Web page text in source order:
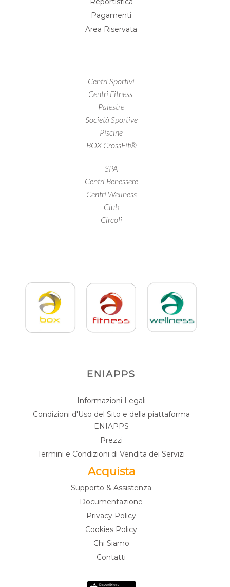
Pagamenti
Area Riservata
Centri Sportivi
Centri Fitness
Palestre
Società Sportive
Piscine
BOX CrossFit®
SPA
Centri Benessere
Centri Wellness
Club
Circoli
ENIAPPS
Informazioni Legali
Condizioni d'Uso del Sito e della piattaforma
ENIAPPS
Prezzi
Termini e Condizioni di Vendita dei Servizi
Acquista
Supporto & Assistenza
Documentazione
Privacy Policy
Cookies Policy
Chi Siamo
Contatti